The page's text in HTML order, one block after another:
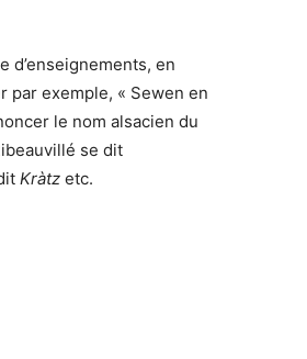
d’enseignements, en
par exemple, « Sewen en
le nom alsacien du
se dit
Kràtz etc.